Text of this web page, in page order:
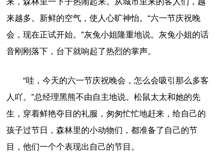
来越多。新鲜的空气，使人心旷神怡。“六一节庆祝晚
会，现在正试开始。”灰兔小姐隆重地说。灰兔小姐的话
音刚刚落下，台下就响起了热烈的掌声。
“哇，今天的六一节庆祝晚会，怎么会吸引那么多客
人吖。”总经理黑熊不由自主地说。松鼠太太和她的先
生，穿着鲜艳夺目的礼服，匆匆忙忙地赶来，给自己的
孩子过节日，森林里的小动物们，都准备了自己的节
目，他们一个个表现出自己的节目。